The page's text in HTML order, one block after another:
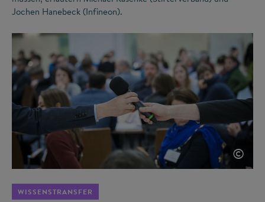
Jochen Hanebeck (Infineon).
©
WISSENSTRANSFER